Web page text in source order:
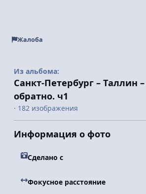
Жалоба
Из альбома:
Санкт-Петербург – Таллин
обратно. ч1
· 182 изображения
Информация о фото
Сделано с
Фокусное расстояние